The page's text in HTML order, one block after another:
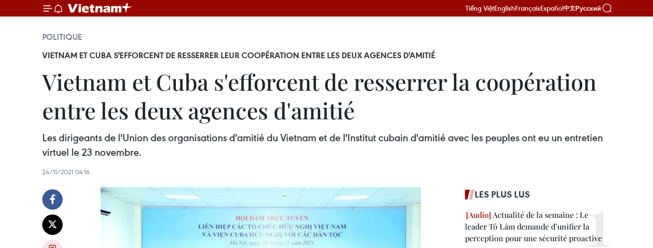
Tiếng ViệtEnglishFrançaisEspañol中文Русский
POLITIQUE
VIETNAM ET CUBA S'EFFORCENT DE RESSERRER LEUR COOPÉRATION ENTRE LES DEUX AGENCES D'AMITIÉ
Vietnam et Cuba s'efforcent de resserrer la coopération
entre les deux agences d'amitié
Les dirigeants de l'Union des organisations d'amitié du Vietnam et de l'Institut cubain d'amitié avec les peuples ont eu un entretien
virtuel le 23 novembre.
24/11/2021 04:16
LES PLUS LUS
Actualité de la semaine : Le
leader Tô Lâm demande d’unifier la
perception pour une sécurité proactive